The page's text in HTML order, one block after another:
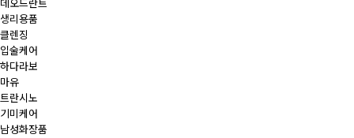
데오드란트
생리용품
클렌징
입술케어
하다라보
마유
트란시노
기미케어
남성화장품